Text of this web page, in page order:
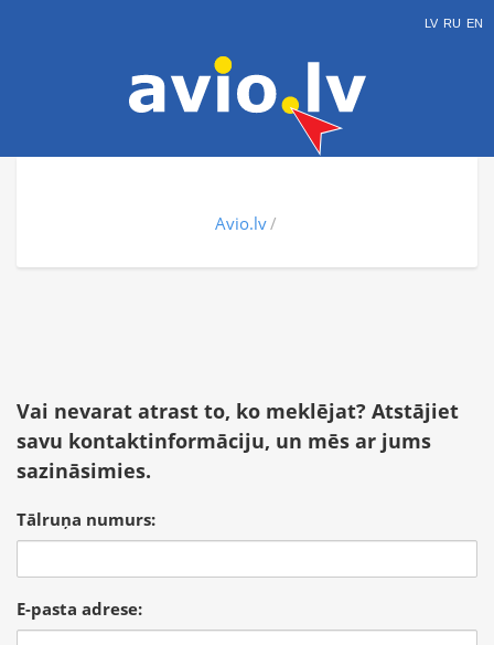
LV RU EN
Avio.lv
Vai nevarat atrast to, ko meklējat? Atstājiet
savu kontaktinformāciju, un mēs ar jums
sazināsimies.
Tālruņa numurs:
E-pasta adrese: